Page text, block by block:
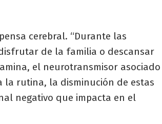
cerebral. “Durante las
de la familia o descansar
el neurotransmisor asociado
la rutina, la disminución de estas
negativo que impacta en el